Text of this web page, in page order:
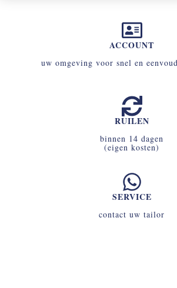
ACCOUNT
uw omgeving voor snel en
RUILEN
binnen 14 dagen
(eigen kosten)
SERVICE
contact uw tailor